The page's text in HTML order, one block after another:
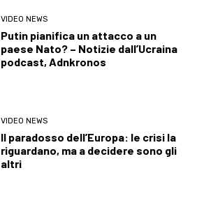
VIDEO NEWS
Putin pianifica un attacco a un
paese Nato? – Notizie dall’Ucraina
podcast, Adnkronos
VIDEO NEWS
Il paradosso dell’Europa: le crisi la
riguardano, ma a decidere sono gli
altri